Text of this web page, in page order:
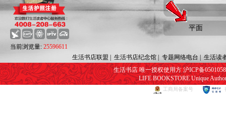
当前浏览量: 25596611
平面
生活书店联盟 生活书店纪念馆| 专题网络电台
生活读
生活书店 唯一授权使用方 沪ICP备
LIFE BOOKSTORE Unique
工商局备案号